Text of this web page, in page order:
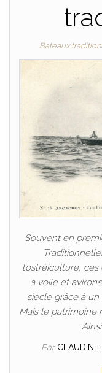
Bateaux
Souvent en
l’ostréiculture,
à voile et
siècle grâce à
Mais le patrimoine
Par CLAUDINE